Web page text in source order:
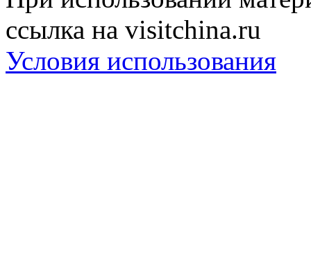
ссылка на visitchina.ru
Условия использования